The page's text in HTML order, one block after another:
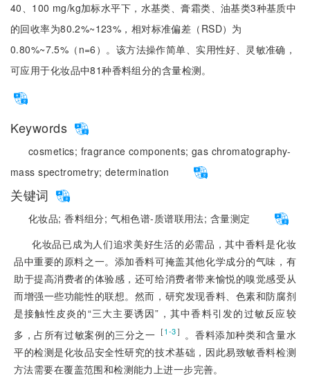
40、100 mg/kg加标水平下，水基类、膏霜类、油基类3种基质中
的回收率为80.2%~123%，相对标准偏差（RSD）为
0.80%~7.5%（n=6）。该方法操作简单、实用性好、灵敏准确，
可应用于化妆品中81种香料组分的含量检测。
Keywords
cosmetics; fragrance components; gas chromatography-
mass spectrometry; determination
关键词
化妆品;香料组分; 气相色谱-质谱联用法; 含量测定
化妆品已成为人们追求美好生活的必需品，其中香料是化妆
品中重要的原料之一。添加香料可掩盖其他化学成分的气味，有
助于提高消费者的体验感，还可给消费者带来愉悦的嗅觉感受从
而增强一些功能性的联想。然而，研究发现香料、色素和防腐剂
是接触性皮炎的“三大主要诱因”，其中香料引发的过敏反应较
多，占所有过敏案例的三分之一 ［1-3］ 。香料添加种类和含量水
平的检测是化妆品安全性研究的技术基础，因此易致敏香料检测
方法需要在覆盖范围和检测能力上进一步完善。